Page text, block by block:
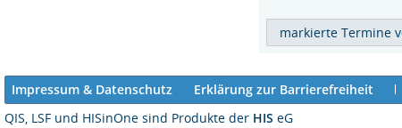
Impressum & Datenschutz Erklärung zur Barrierefreiheit
QIS, LSF und HISinOne sind Produkte der HIS eG